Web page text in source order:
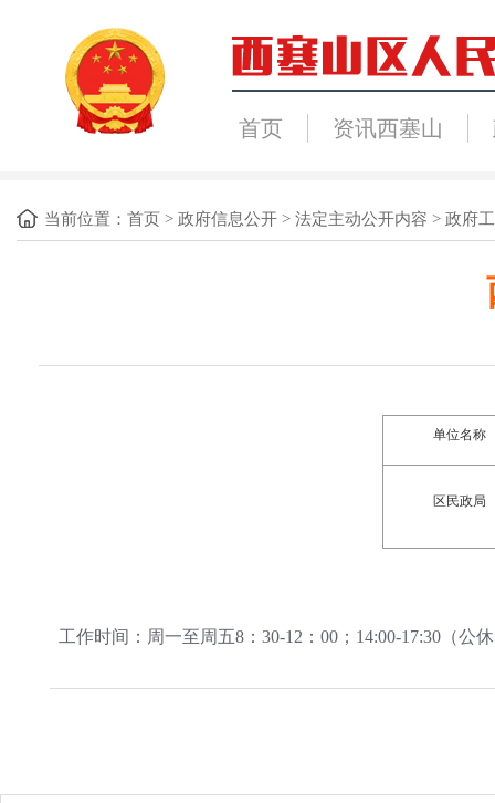
首页 资讯西塞山
当前位置： 首页 > 政府信息公开 > 法定主动公开内容 > 政府
单位名称
区 民政局
工作时间：周一至周五8：30-12：00；14:00-17:30（公